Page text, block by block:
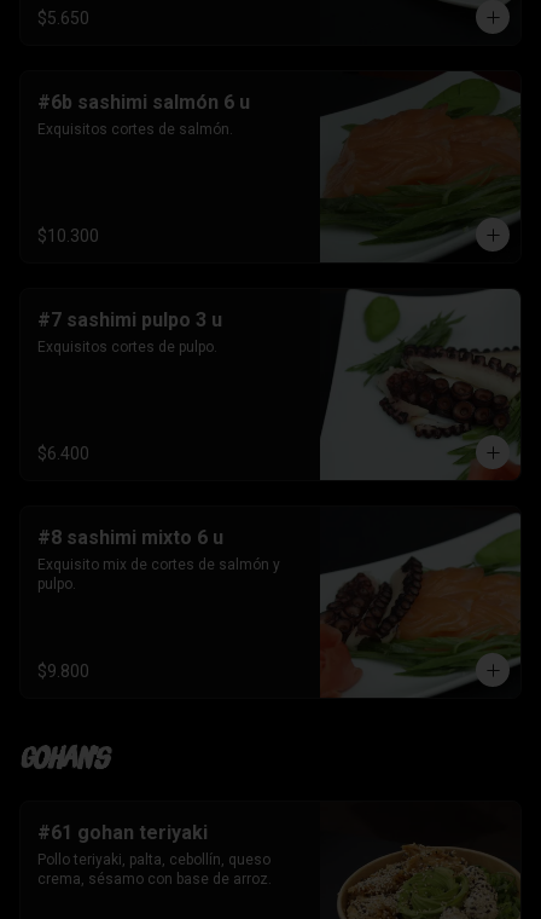
$5.650
#6b sashimi salmón 6 u
Exquisitos cortes de salmón.
$10.300
#7 sashimi pulpo 3 u
Exquisitos cortes de pulpo.
$6.400
#8 sashimi mixto 6 u
Exquisito mix de cortes de salmón y
pulpo.
$9.800
Gohan's
#61 gohan teriyaki
Pollo teriyaki, palta, cebollín, queso
crema, sésamo con base de arroz.